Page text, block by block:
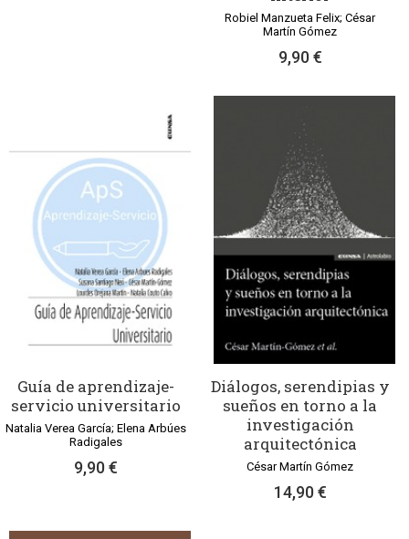
Robiel Manzueta Felix; César
Martín Gómez
9,90 €
Guía de aprendizaje-
servicio universitario
Natalia Verea García; Elena Arbúes
Radigales
9,90 €
Diálogos, serendipias y
sueños en torno a la
investigación
arquitectónica
César Martín Gómez
14,90 €